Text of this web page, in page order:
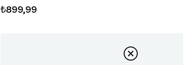
₺899,99